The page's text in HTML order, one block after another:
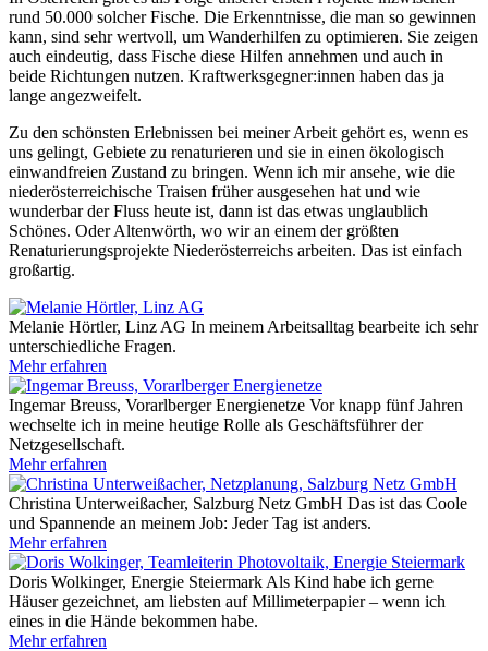
rund 50.000 solcher Fische. Die Erkenntnisse, die man so gewinnen
kann, sind sehr wertvoll, um Wanderhilfen zu optimieren. Sie zeigen
auch eindeutig, dass Fische diese Hilfen annehmen und auch in
beide Richtungen nutzen. Kraftwerksgegner:innen haben das ja
lange angezweifelt.
Zu den schönsten Erlebnissen bei meiner Arbeit gehört es, wenn es
uns gelingt, Gebiete zu renaturieren und sie in einen ökologisch
einwandfreien Zustand zu bringen. Wenn ich mir ansehe, wie die
niederösterreichische Traisen früher ausgesehen hat und wie
wunderbar der Fluss heute ist, dann ist das etwas unglaublich
Schönes. Oder Altenwörth, wo wir an einem der größten
Renaturierungsprojekte Niederösterreichs arbeiten. Das ist einfach
großartig.
Melanie Hörtler, Linz AG In meinem Arbeitsalltag bearbeite ich sehr
unterschiedliche Fragen.
Mehr erfahren
Ingemar Breuss, Vorarlberger Energienetze Vor knapp fünf Jahren
wechselte ich in meine heutige Rolle als Geschäftsführer der
Netzgesellschaft.
Mehr erfahren
Christina Unterweißacher, Salzburg Netz GmbH Das ist das Coole
und Spannende an meinem Job: Jeder Tag ist anders.
Mehr erfahren
Doris Wolkinger, Energie Steiermark Als Kind habe ich gerne
Häuser gezeichnet, am liebsten auf Millimeterpapier – wenn ich
eines in die Hände bekommen habe.
Mehr erfahren